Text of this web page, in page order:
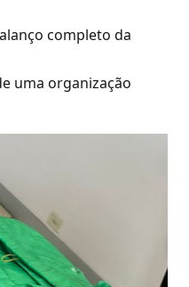
completo da
uma organização